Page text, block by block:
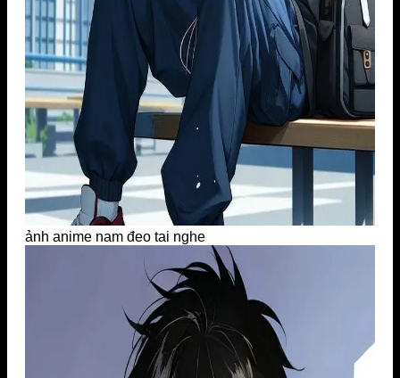
ảnh anime nam đeo tai nghe